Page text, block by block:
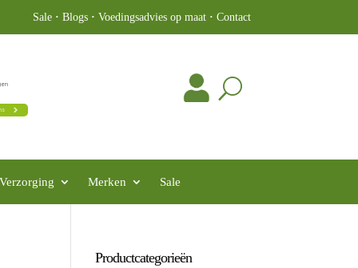
Sale· Blogs· Voedingsadvies op maat· Contact
Verzorging Merken Sale
Productcategorieën